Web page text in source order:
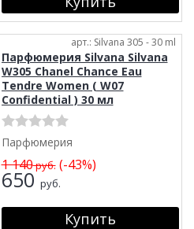
арт.: Silvana 305 - 30 ml
Парфюмерия Silvana Silvana
W305 Chanel Chance Eau
Tendre Women ( W07
Confidential ) 30 мл
Парфюмерия
1 140руб.(-43%)
650 руб.